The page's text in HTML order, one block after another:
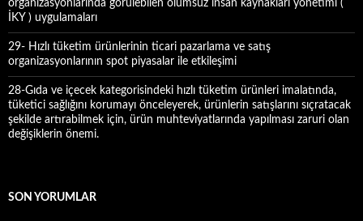
organizasyonlarında görülebilen olumsuz insan kaynakları yönetimi (
İKY ) uygulamaları
29- Hızlı tüketim ürünlerinin ticari pazarlama ve satış
organizasyonlarının spot piyasalar ile etkileşimi
28-Gıda ve içecek kategorisindeki hızlı tüketim ürünleri imalatında,
tüketici sağlığını korumayı önceleyerek, ürünlerin satışlarını sıçratacak
şekilde artırabilmek için, ürün muhteviyatlarında yapılması zaruri olan
değişiklerin önemi.
SON YORUMLAR